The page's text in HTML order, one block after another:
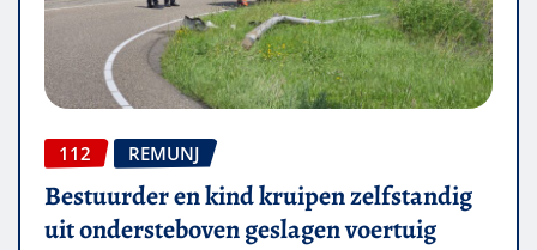
112 REMUNJ
Bestuurder en kind kruipen zelfstandig
uit ondersteboven geslagen voertuig